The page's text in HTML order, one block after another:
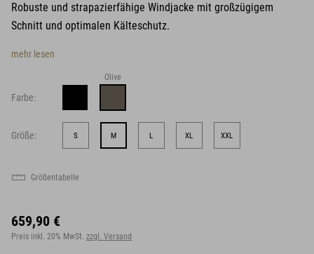
Robuste und strapazierfähige Windjacke mit großzügigem
Schnitt und optimalen Kälteschutz.
mehr lesen
Farbe:
Olive
Größe: S M L XL XXL
Größentabelle
659,90 €
Preis inkl. 20% MwSt. zzgl. Versand